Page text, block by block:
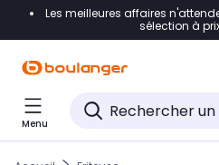
Accéder directement à la
Accéder directement au pied
Accéder directement au
Les meilleures affaires
sélection à
Menu